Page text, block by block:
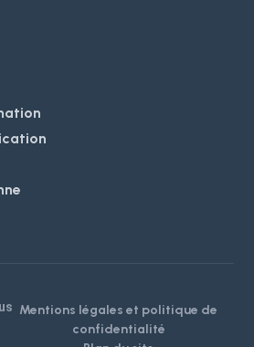
Mentions légales et politique de
confidentialité